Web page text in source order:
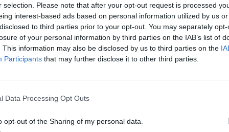
selection. Please note that after your opt-out request is processed
interest-based ads based on personal information utilized by us
to third parties prior to your opt-out. You may separately
of your personal information by third parties on the IAB’s list of
This information may also be disclosed by us to third parties on the
Participants that may further disclose it to other third parties.
Data Processing Opt Outs
opt-out of the Sharing of my personal data.
to wierszbogaty w artystyczne środki
krajobrazie są zilustrowanemnogością
epitetów, np.: „ciemnosmreczyński las”,
„bujne trawy”. Użyto także
elementom natury, np.: „Krzak
złomów ciska”, „Samotny, senny,
lękał tchnienia burzy”. Równie ważne w
drugie dno wiersza, np.: „skronie do
skale/Pas rozwijając srebrnolity”. Autor